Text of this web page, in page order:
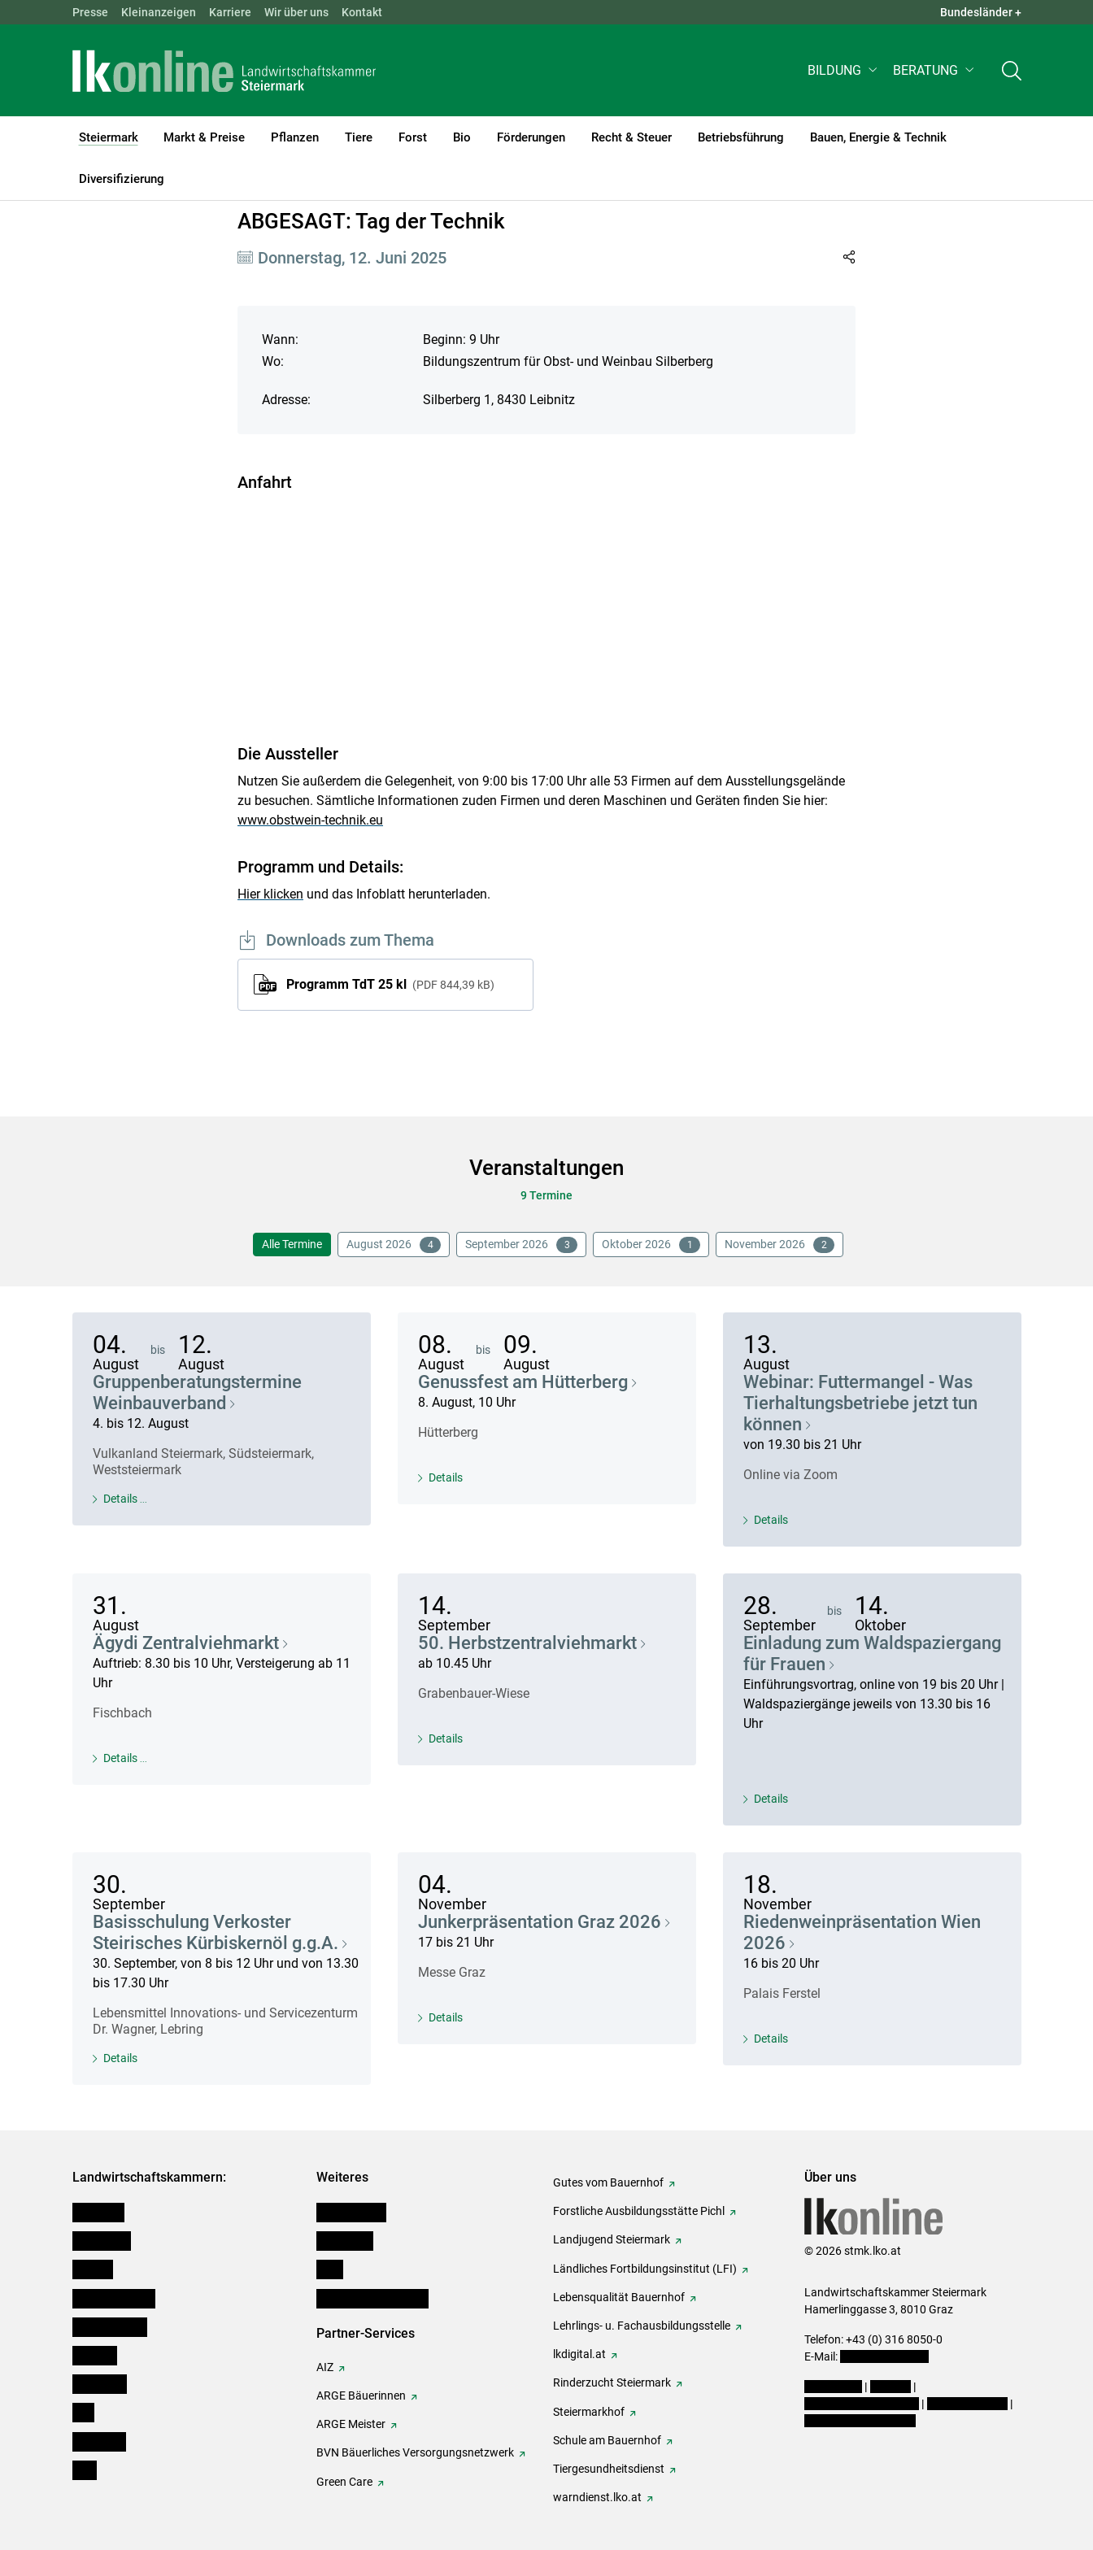
Landwirtschaftskammern: ÖSTERREICH BGLD KTN NÖ QUICK LINKS +
Presse Kleinanzeigen Karriere Wir über uns Kontakt Bundesländer +
BILDUNG BERATUNG
Steiermark
(current)1
Markt & Preise Pflanzen Tiere Forst Bio Förderungen Recht & Steuer Betriebsführung Bauen, Energie & Technik
Diversifizierung
LK Steiermark Steiermark
ABGESAGT: Tag der Technik
Donnerstag, 12. Juni 2025
Wann:
Beginn: 9 Uhr
Wo:
Bildungszentrum für Obst- und Weinbau Silberberg
Adresse: Silberberg 1, 8430 Leibnitz
Anfahrt
Die Aussteller
Nutzen Sie außerdem die Gelegenheit, von 9:00 bis 17:00 Uhr alle 53 Firmen auf dem Ausstellungsgelände
zu besuchen. Sämtliche Informationen zuden Firmen und deren Maschinen und Geräten finden Sie hier:
www.obstwein-technik.eu
Programm und Details:
Hier klicken und das Infoblatt herunterladen.
Downloads zum Thema
Programm TdT 25 kl PDF844,39 kB
Veranstaltungen
9 Termine
Alle Termine August 2026 4 September 2026 3 Oktober 2026 1 November 2026 2
04.
August
bis 12.
August
Gruppenberatungstermine
Weinbauverband
4. bis 12. August
Vulkanland Steiermark, Südsteiermark,
Weststeiermark
Details
08.
August
bis 09.
August
Genussfest am Hütterberg
8. August, 10 Uhr
Hütterberg
Details
13.
August
Webinar: Futtermangel - Was
Tierhaltungsbetriebe jetzt tun
können
von 19.30 bis 21 Uhr
Online via Zoom
Details
31.
August
Ägydi Zentralviehmarkt
Auftrieb: 8.30 bis 10 Uhr, Versteigerung ab 11
Uhr
Fischbach
Details
14.
September
50. Herbstzentralviehmarkt
ab 10.45 Uhr
Grabenbauer-Wiese
Details
28.
September
bis 14.
Oktober
Einladung zum Waldspaziergang
für Frauen
Einführungsvortrag, online von 19 bis 20 Uhr |
Waldspaziergänge jeweils von 13.30 bis 16
Uhr
Details
30.
September
Basisschulung Verkoster
Steirisches Kürbiskernöl g.g.A.
30. September, von 8 bis 12 Uhr und von 13.30
bis 17.30 Uhr
Lebensmittel Innovations- und Servicezenturm
Dr. Wagner, Lebring
Details
04.
November
Junkerpräsentation Graz 2026
17 bis 21 Uhr
Messe Graz
Details
18.
November
Riedenweinpräsentation Wien
2026
16 bis 20 Uhr
Palais Ferstel
Details
Landwirtschaftskammern: Weiteres
Partner-Services
AIZ
ARGE Bäuerinnen
ARGE Meister
BVN Bäuerliches Versorgungsnetzwerk
Green Care
Gutes vom Bauernhof
Forstliche Ausbildungsstätte Pichl
Landjugend Steiermark
Ländliches Fortbildungsinstitut (LFI)
Lebensqualität Bauernhof
Lehrlings- u. Fachausbildungsstelle
lkdigital.at
Rinderzucht Steiermark
Steiermarkhof
Schule am Bauernhof
Tiergesundheitsdienst
warndienst.lko.at
Über uns
© 2026 stmk.lko.at
Landwirtschaftskammer Steiermark
Hamerlinggasse 3, 8010 Graz
Telefon: +43 (0) 316 8050-0
E-Mail:
|
|
|
|